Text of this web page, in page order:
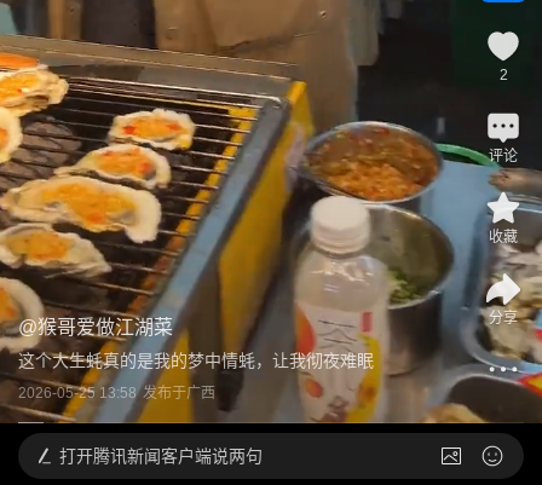
@猴哥爱做江湖菜
这个大生蚝真的是我的梦中情蚝，让我彻夜难眠
2026-05-25 13:58 发布于广西
2
评论
收藏
分享
打开腾讯新闻客户端说两句